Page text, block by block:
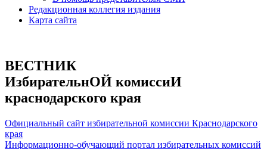
Редакционная коллегия издания
Карта сайта
ВЕСТНИК
ИзбирательнОЙ комиссиИ
краснодарского края
Официальный сайт избирательной комиссии Краснодарского
края
Информационно-обучающий портал избирательных комиссий